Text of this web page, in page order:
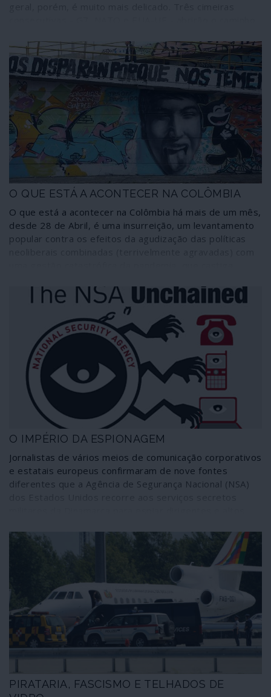
ansiedade: a cimeira Putin-Biden em Genebra, que
certamente não será um reinício.
O QUE ESTÁ A ACONTECER NA COLÔMBIA
O que está a acontecer na Colômbia há mais de um mês,
desde 28 de Abril, é uma insurreição, um levantamento
popular contra os efeitos da agudização das políticas
a acontecer na Colômbia é uma resposta brutal do
narco-Estado fascista contra a generalidade da
população através de um aparelho repressivo montado
ao longo de seis décadas e que tem nas forças armadas
o principal suporte, articulando as polícias de segurança,
as unidades móveis de assalto e a entranhada teia de
grupos paramilitares ou esquadrões da morte.
O IMPÉRIO DA ESPIONAGEM
Jornalistas de vários meios de comunicação corporativos
e estatais europeus confirmaram de nove fontes
diferentes que a Agência de Segurança Nacional (NSA)
designadamente França, Alemanha, Suécia, Noruega,
Holanda e do próprio governo dinamarquês. O assunto
não é novo, obviamente, embora seja tratado como tal.
O que fica por apurar é a extensão, profundidade e
alcance deste mecanismo agora comprovado e
denunciado: a investigação incidiu sobre um documento
resultante de uma simples situação numa gigantesca e
ao mesmo tempo capilar malha de devassa.
PIRATARIA, FASCISMO E TELHADOS DE